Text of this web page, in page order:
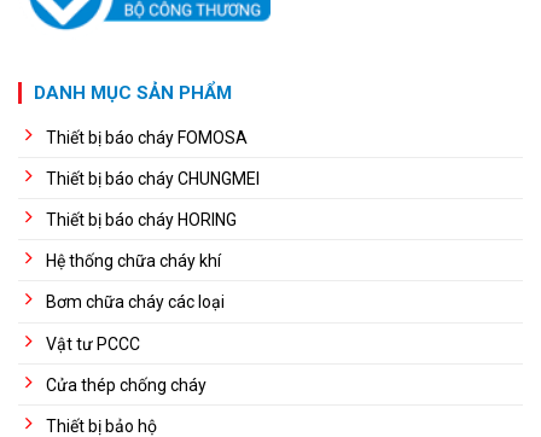
DANH MỤC SẢN PHẨM
Thiết bị báo cháy FOMOSA
Thiết bị báo cháy CHUNGMEI
Thiết bị báo cháy HORING
Hệ thống chữa cháy khí
Bơm chữa cháy các loại
Vật tư PCCC
Cửa thép chống cháy
Thiết bị bảo hộ